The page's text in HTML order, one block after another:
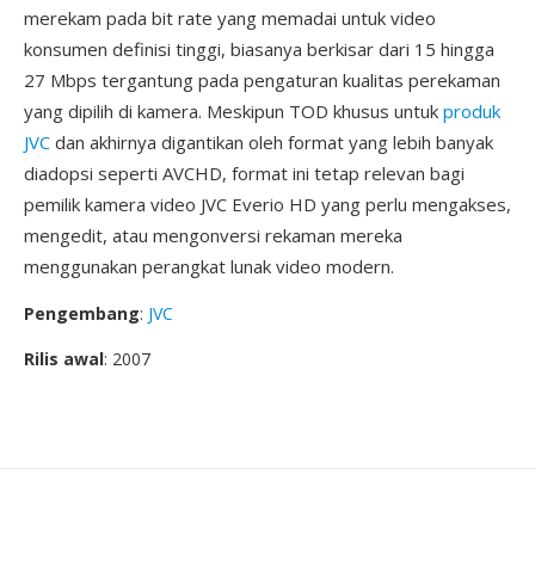
merekam pada bit rate yang memadai untuk video
konsumen definisi tinggi, biasanya berkisar dari 15 hingga
27 Mbps tergantung pada pengaturan kualitas perekaman
yang dipilih di kamera. Meskipun TOD khusus untuk produk
JVC dan akhirnya digantikan oleh format yang lebih banyak
diadopsi seperti AVCHD, format ini tetap relevan bagi
pemilik kamera video JVC Everio HD yang perlu mengakses,
mengedit, atau mengonversi rekaman mereka
menggunakan perangkat lunak video modern.
Pengembang: JVC
Rilis awal: 2007